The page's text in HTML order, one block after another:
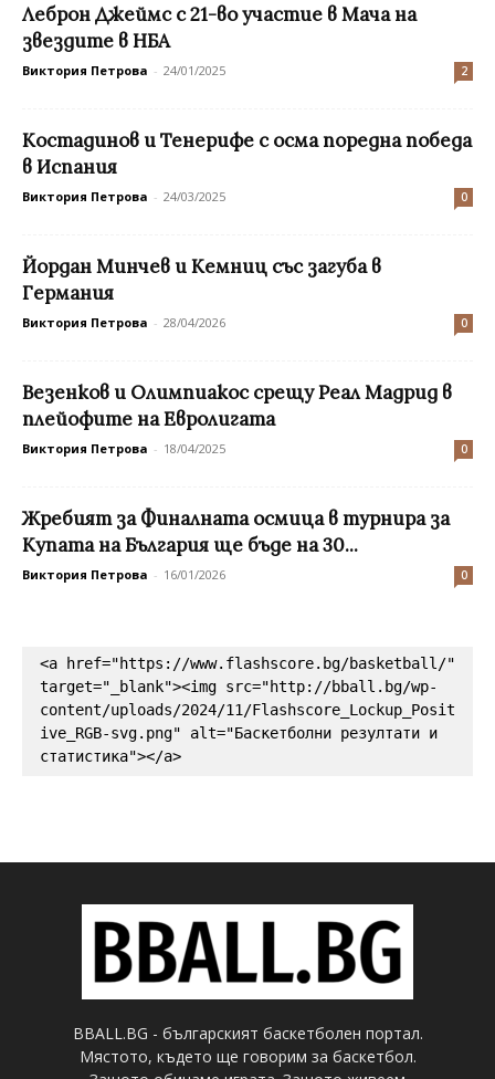
Леброн Джеймс с 21-во участие в Мача на
звездите в НБА
Виктория Петрова - 24/01/2025 2
Костадинов и Тенерифе с осма поредна победа
в Испания
Виктория Петрова - 24/03/2025 0
Йордан Минчев и Кемниц със загуба в
Германия
Виктория Петрова - 28/04/2026 0
Везенков и Олимпиакос срещу Реал Мадрид в
плейофите на Евролигата
Виктория Петрова - 18/04/2025 0
Жребият за Финалната осмица в турнира за
Купата на България ще бъде на 30...
Виктория Петрова - 16/01/2026 0
<a href="https://www.flashscore.bg/basketball/"
target="_blank"><img src="http://bball.bg/wp-
content/uploads/2024/11/Flashscore_Lockup_Posit
ive_RGB-svg.png" alt="Баскетболни резултати и
статистика"></a>
BBALL.BG - българският баскетболен портал.
Мястото, където ще говорим за баскетбол.